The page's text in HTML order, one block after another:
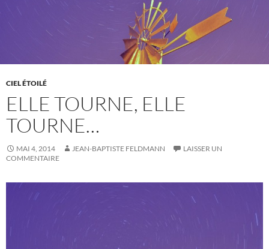
CIEL ÉTOILÉ
ELLE TOURNE, ELLE
TOURNE…
MAI 4, 2014 JEAN-BAPTISTE FELDMANN
LAISSER UN
COMMENTAIRE